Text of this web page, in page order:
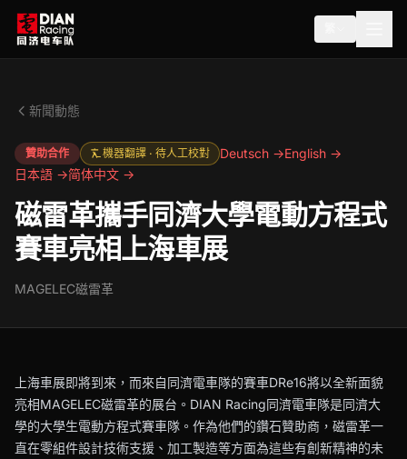
新聞動態
贊助合作 機器翻譯 · 待人工校對 Deutsch →English →
日本語 →简体中文 →
磁雷革攜手同濟大學電動方程式
賽車亮相上海車展
MAGELEC磁雷革
上海車展即將到來，而來自同濟電車隊的賽車DRe16將以全新面貌
亮相MAGELEC磁雷革的展台。DIAN Racing同濟電車隊是同濟大
學的大學生電動方程式賽車隊。作為他們的鑽石贊助商，磁雷革一
直在零組件設計技術支援、加工製造等方面為這些有創新精神的未